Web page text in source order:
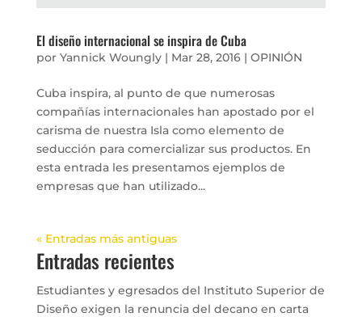
El diseño internacional se inspira de Cuba
por Yannick Woungly| Mar 28, 2016| OPINIÓN
Cuba inspira, al punto de que numerosas
compañías internacionales han apostado por el
carisma de nuestra Isla como elemento de
seducción para comercializar sus productos. En
esta entrada les presentamos ejemplos de
empresas que han utilizado...
« Entradas más antiguas
Entradas recientes
Estudiantes y egresados del Instituto Superior de
Diseño exigen la renuncia del decano en carta